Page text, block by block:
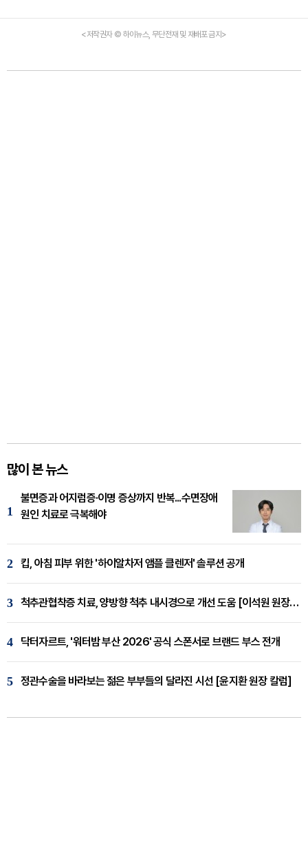
<저작권자 © 하이뉴스, 무단전재 및 재배포 금지>
많이 본 뉴스
1
불면증과 어지럼증·이명 증상까지 반복...수면장애
원인 치료로 극복해야
2 킵, 아침 피부 위한 '하이알차저 앰플 클렌저' 솔루션 공개
3 척추관협착증 치료, 양방향 척추 내시경으로 개선 도움 [이석원 원장 칼럼]
4 닥터자르트, '워터밤 부산 2026' 공식 스폰서로 브랜드 부스 전개
5 정관수술을 바라보는 젊은 부부들의 달라진 시선 [윤지환 원장 칼럼]